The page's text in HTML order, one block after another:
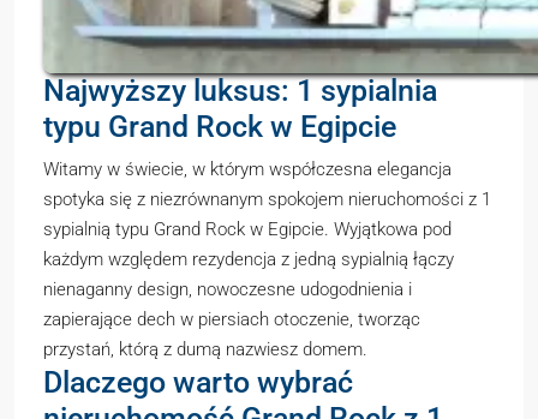
Najwyższy luksus: 1 sypialnia
typu Grand Rock w Egipcie
Witamy w świecie, w którym współczesna elegancja
spotyka się z niezrównanym spokojem nieruchomości z 1
sypialnią typu Grand Rock w Egipcie. Wyjątkowa pod
każdym względem rezydencja z jedną sypialnią łączy
nienaganny design, nowoczesne udogodnienia i
zapierające dech w piersiach otoczenie, tworząc
przystań, którą z dumą nazwiesz domem.
Dlaczego warto wybrać